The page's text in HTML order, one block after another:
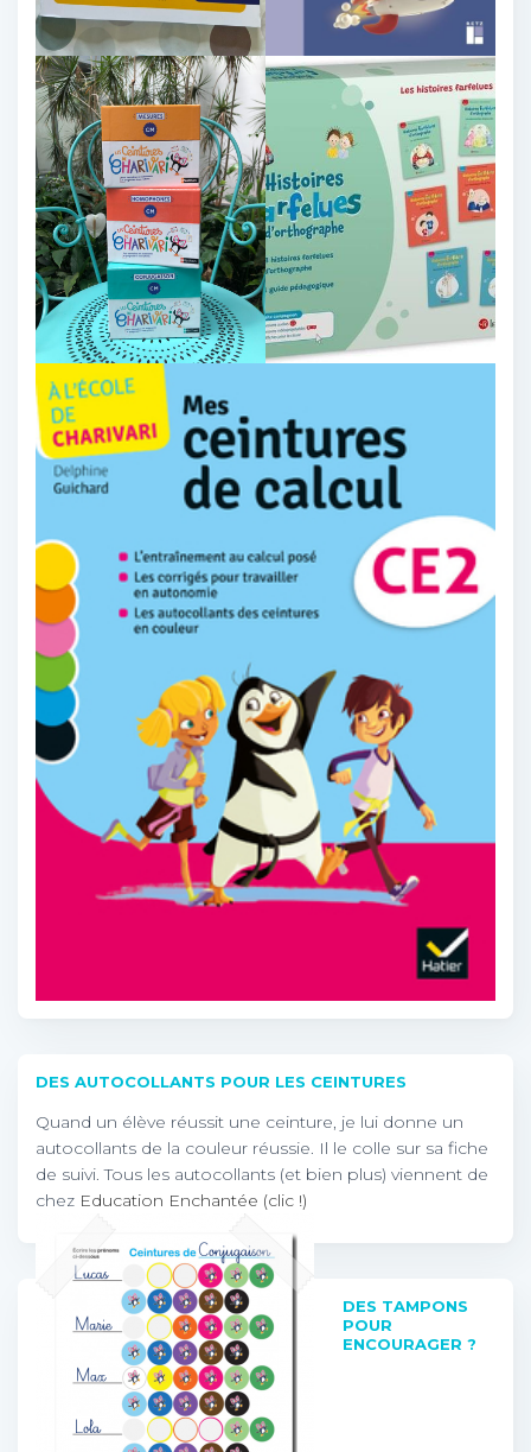
DES AUTOCOLLANTS POUR LES CEINTURES
Quand un élève réussit une ceinture, je lui donne un
autocollants de la couleur réussie. Il le colle sur sa fiche
de suivi. Tous les autocollants (et bien plus) viennent de
chez Education Enchantée (clic !)
DES TAMPONS
POUR
ENCOURAGER ?